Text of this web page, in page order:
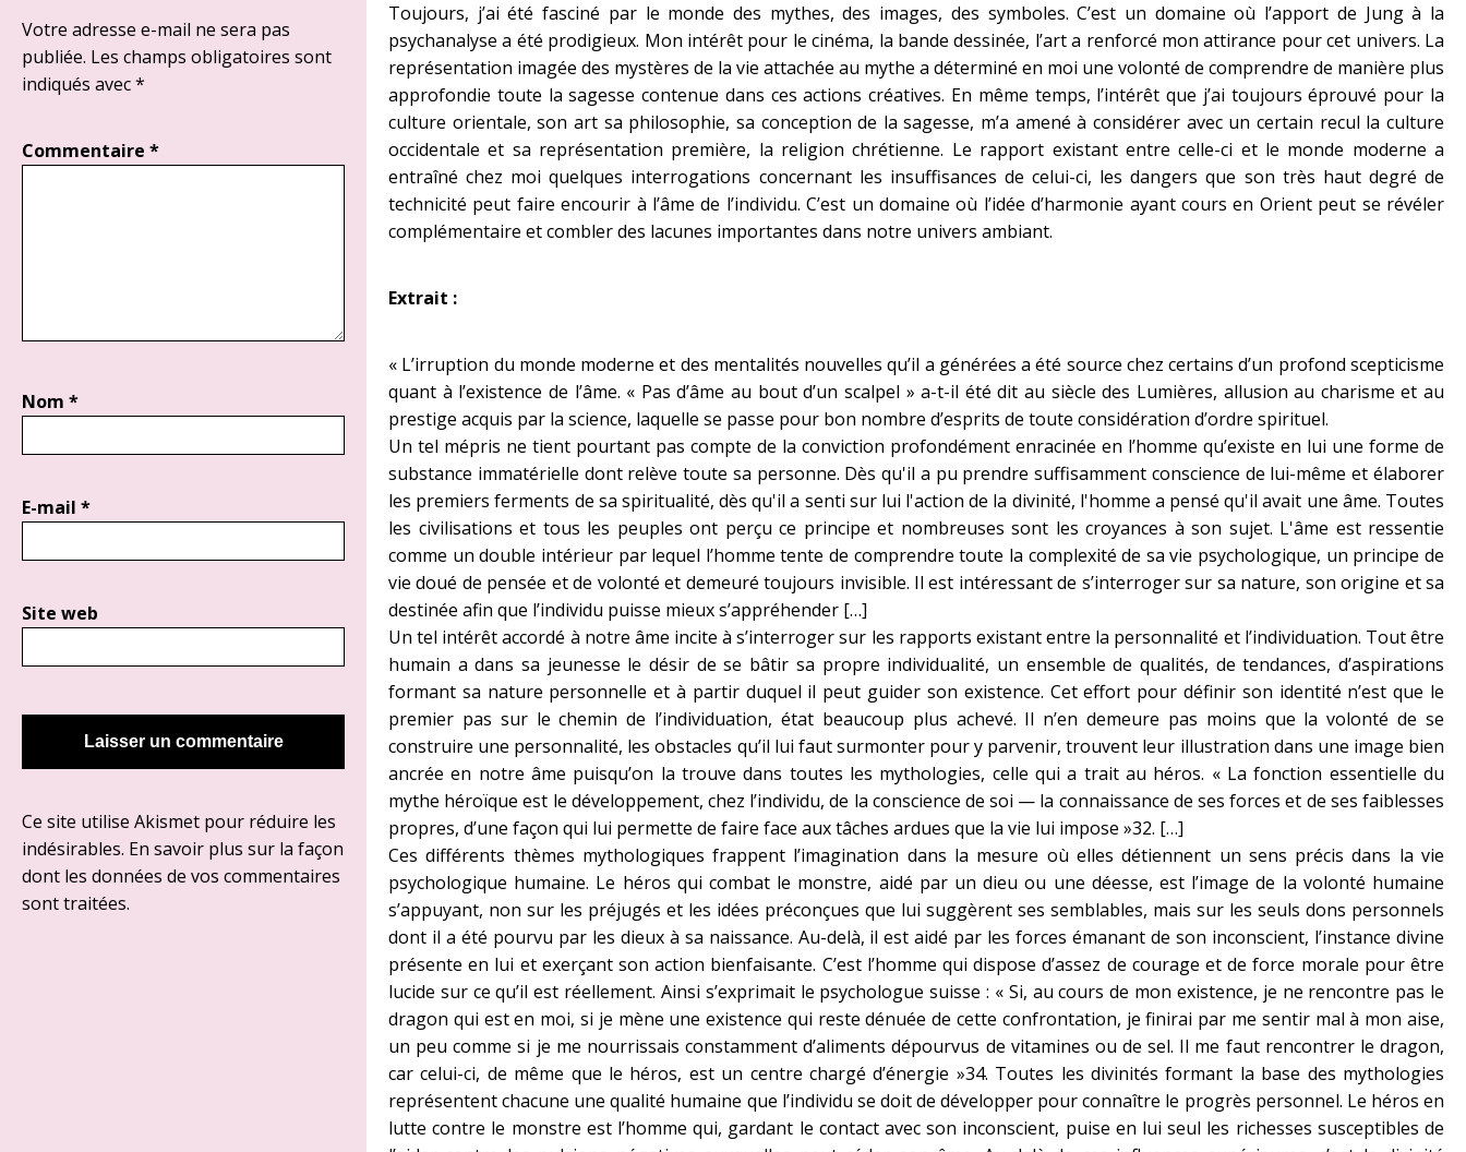
Votre adresse e-mail ne sera pas
publiée. Les champs obligatoires sont
indiqués avec*
Commentaire *
Nom *
E-mail *
Site web
Ce site utilise Akismet pour réduire les
indésirables. En savoir plus sur la façon
dont les données de vos commentaires
sont traitées.
Toujours, j’ai été fasciné par le monde des mythes, des images, des symboles. C’est un domaine où l’apport de Jung à la
psychanalyse a été prodigieux. Mon intérêt pour le cinéma, la bande dessinée, l’art a renforcé mon attirance pour cet univers. La
représentation imagée des mystères de la vie attachée au mythe a déterminé en moi une volonté de comprendre de manière plus
approfondie toute la sagesse contenue dans ces actions créatives. En même temps, l’intérêt que j’ai toujours éprouvé pour la
culture orientale, son art sa philosophie, sa conception de la sagesse, m’a amené à considérer avec un certain recul la culture
occidentale et sa représentation première, la religion chrétienne. Le rapport existant entre celle-ci et le monde moderne a
entraîné chez moi quelques interrogations concernant les insuffisances de celui-ci, les dangers que son très haut degré de
technicité peut faire encourir à l’âme de l’individu. C’est un domaine où l’idée d’harmonie ayant cours en Orient peut se révéler
complémentaire et combler des lacunes importantes dans notre univers ambiant.
Extrait :
« L’irruption du monde moderne et des mentalités nouvelles qu’il a générées a été source chez certains d’un profond scepticisme
quant à l’existence de l’âme. « Pas d’âme au bout d’un scalpel » a-t-il été dit au siècle des Lumières, allusion au charisme et au
prestige acquis par la science, laquelle se passe pour bon nombre d’esprits de toute considération d’ordre spirituel.
Un tel mépris ne tient pourtant pas compte de la conviction profondément enracinée en l’homme qu’existe en lui une forme de
substance immatérielle dont relève toute sa personne. Dès qu'il a pu prendre suffisamment conscience de lui-même et élaborer
les premiers ferments de sa spiritualité, dès qu'il a senti sur lui l'action de la divinité, l'homme a pensé qu'il avait une âme. Toutes
les civilisations et tous les peuples ont perçu ce principe et nombreuses sont les croyances à son sujet. L'âme est ressentie
comme un double intérieur par lequel l’homme tente de comprendre toute la complexité de sa vie psychologique, un principe de
vie doué de pensée et de volonté et demeuré toujours invisible. Il est intéressant de s’interroger sur sa nature, son origine et sa
destinée afin que l’individu puisse mieux s’appréhender […]
Un tel intérêt accordé à notre âme incite à s’interroger sur les rapports existant entre la personnalité et l’individuation. Tout être
humain a dans sa jeunesse le désir de se bâtir sa propre individualité, un ensemble de qualités, de tendances, d’aspirations
formant sa nature personnelle et à partir duquel il peut guider son existence. Cet effort pour définir son identité n’est que le
premier pas sur le chemin de l’individuation, état beaucoup plus achevé. Il n’en demeure pas moins que la volonté de se
construire une personnalité, les obstacles qu’il lui faut surmonter pour y parvenir, trouvent leur illustration dans une image bien
ancrée en notre âme puisqu’on la trouve dans toutes les mythologies, celle qui a trait au héros. « La fonction essentielle du
mythe héroïque est le développement, chez l’individu, de la conscience de soi — la connaissance de ses forces et de ses faiblesses
propres, d’une façon qui lui permette de faire face aux tâches ardues que la vie lui impose »32. […]
Ces différents thèmes mythologiques frappent l’imagination dans la mesure où elles détiennent un sens précis dans la vie
psychologique humaine. Le héros qui combat le monstre, aidé par un dieu ou une déesse, est l’image de la volonté humaine
s’appuyant, non sur les préjugés et les idées préconçues que lui suggèrent ses semblables, mais sur les seuls dons personnels
dont il a été pourvu par les dieux à sa naissance. Au-delà, il est aidé par les forces émanant de son inconscient, l’instance divine
présente en lui et exerçant son action bienfaisante. C’est l’homme qui dispose d’assez de courage et de force morale pour être
lucide sur ce qu’il est réellement. Ainsi s’exprimait le psychologue suisse : « Si, au cours de mon existence, je ne rencontre pas le
dragon qui est en moi, si je mène une existence qui reste dénuée de cette confrontation, je finirai par me sentir mal à mon aise,
un peu comme si je me nourrissais constamment d’aliments dépourvus de vitamines ou de sel. Il me faut rencontrer le dragon,
car celui-ci, de même que le héros, est un centre chargé d’énergie »34. Toutes les divinités formant la base des mythologies
représentent chacune une qualité humaine que l’individu se doit de développer pour connaître le progrès personnel. Le héros en
lutte contre le monstre est l’homme qui, gardant le contact avec son inconscient, puise en lui seul les richesses susceptibles de